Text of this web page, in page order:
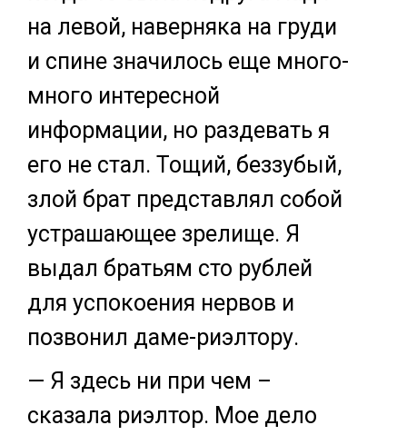
на левой, наверняка на груди
и спине значилось еще много-
много интересной
информации, но раздевать я
его не стал. Тощий, беззубый,
злой брат представлял собой
устрашающее зрелище. Я
выдал братьям сто рублей
для успокоения нервов и
позвонил даме-риэлтору.
— Я здесь ни при чем –
сказала риэлтор. Мое дело